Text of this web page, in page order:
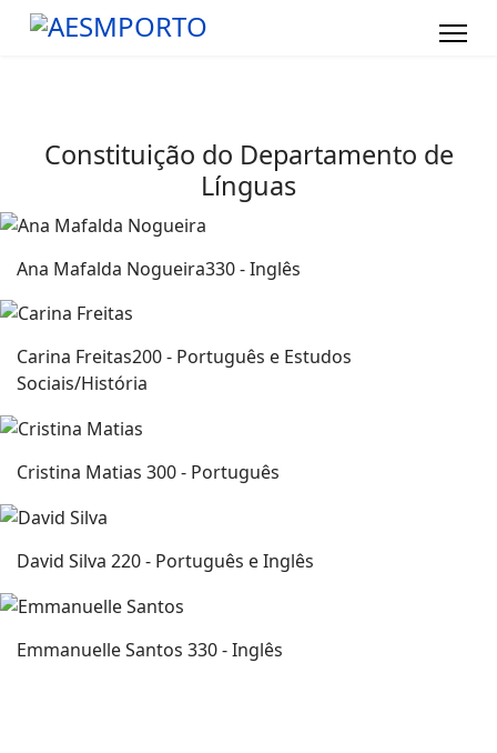
Constituição do Departamento de
Línguas
Ana Mafalda Nogueira330 - Inglês
Carina Freitas200 - Português e Estudos
Sociais/História
Cristina Matias 300 - Português
David Silva 220 - Português e Inglês
Emmanuelle Santos 330 - Inglês